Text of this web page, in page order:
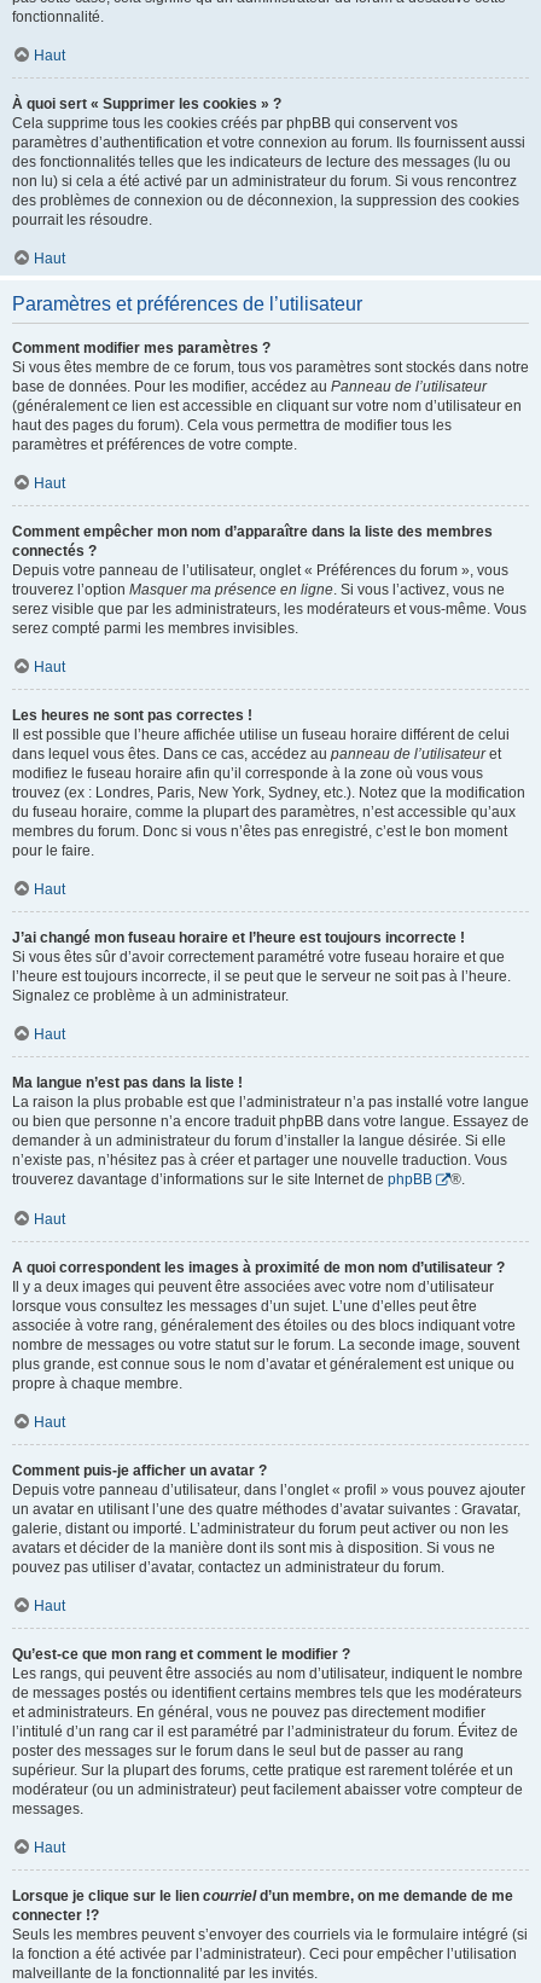
fonctionnalité.
Haut
À quoi sert « Supprimer les cookies » ?
Cela supprime tous les cookies créés par phpBB qui conservent vos
paramètres d’authentification et votre connexion au forum. Ils fournissent aussi
des fonctionnalités telles que les indicateurs de lecture des messages (lu ou
non lu) si cela a été activé par un administrateur du forum. Si vous rencontrez
des problèmes de connexion ou de déconnexion, la suppression des cookies
pourrait les résoudre.
Haut
Paramètres et préférences de l’utilisateur
Comment modifier mes paramètres ?
Si vous êtes membre de ce forum, tous vos paramètres sont stockés dans notre
base de données. Pour les modifier, accédez au Panneau de l’utilisateur
(généralement ce lien est accessible en cliquant sur votre nom d’utilisateur en
haut des pages du forum). Cela vous permettra de modifier tous les
paramètres et préférences de votre compte.
Haut
Comment empêcher mon nom d’apparaître dans la liste des membres
connectés ?
Depuis votre panneau de l’utilisateur, onglet « Préférences du forum », vous
trouverez l’option Masquer ma présence en ligne. Si vous l’activez, vous ne
serez visible que par les administrateurs, les modérateurs et vous-même. Vous
serez compté parmi les membres invisibles.
Haut
Les heures ne sont pas correctes !
Il est possible que l’heure affichée utilise un fuseau horaire différent de celui
dans lequel vous êtes. Dans ce cas, accédez au panneau de l’utilisateuret
modifiez le fuseau horaire afin qu’il corresponde à la zone où vous vous
trouvez (ex : Londres, Paris, New York, Sydney, etc.). Notez que la modification
du fuseau horaire, comme la plupart des paramètres, n’est accessible qu’aux
membres du forum. Donc si vous n’êtes pas enregistré, c’est le bon moment
pour le faire.
Haut
J’ai changé mon fuseau horaire et l’heure est toujours incorrecte !
Si vous êtes sûr d’avoir correctement paramétré votre fuseau horaire et que
l’heure est toujours incorrecte, il se peut que le serveur ne soit pas à l’heure.
Signalez ce problème à un administrateur.
Haut
Ma langue n’est pas dans la liste !
La raison la plus probable est que l’administrateur n’a pas installé votre langue
ou bien que personne n’a encore traduit phpBB dans votre langue. Essayez de
demander à un administrateur du forum d’installer la langue désirée. Si elle
n’existe pas, n’hésitez pas à créer et partager une nouvelle traduction. Vous
trouverez davantage d’informations sur le site Internet de phpBB ®.
Haut
A quoi correspondent les images à proximité de mon nom d’utilisateur ?
Il y a deux images qui peuvent être associées avec votre nom d’utilisateur
lorsque vous consultez les messages d’un sujet. L’une d’elles peut être
associée à votre rang, généralement des étoiles ou des blocs indiquant votre
nombre de messages ou votre statut sur le forum. La seconde image, souvent
plus grande, est connue sous le nom d’avatar et généralement est unique ou
propre à chaque membre.
Haut
Comment puis-je afficher un avatar ?
Depuis votre panneau d’utilisateur, dans l’onglet « profil » vous pouvez ajouter
un avatar en utilisant l’une des quatre méthodes d’avatar suivantes : Gravatar,
galerie, distant ou importé. L’administrateur du forum peut activer ou non les
avatars et décider de la manière dont ils sont mis à disposition. Si vous ne
pouvez pas utiliser d’avatar, contactez un administrateur du forum.
Haut
Qu’est-ce que mon rang et comment le modifier ?
Les rangs, qui peuvent être associés au nom d’utilisateur, indiquent le nombre
de messages postés ou identifient certains membres tels que les modérateurs
et administrateurs. En général, vous ne pouvez pas directement modifier
l’intitulé d’un rang car il est paramétré par l’administrateur du forum. Évitez de
poster des messages sur le forum dans le seul but de passer au rang
supérieur. Sur la plupart des forums, cette pratique est rarement tolérée et un
modérateur (ou un administrateur) peut facilement abaisser votre compteur de
messages.
Haut
Lorsque je clique sur le lien courrield’un membre, on me demande de me
connecter !?
Seuls les membres peuvent s’envoyer des courriels via le formulaire intégré (si
la fonction a été activée par l’administrateur). Ceci pour empêcher l’utilisation
malveillante de la fonctionnalité par les invités.